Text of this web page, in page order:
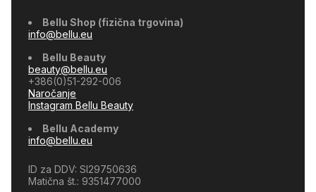
Bellu Shop (fizična trgovina)
info@bellu.eu
Bellu Beauty
beauty@bellu.eu
+386(0)51-292-006
Naročanje
Instagram Bellu Beauty
Bellu Academy
info@bellu.eu
ID za DDV: SI29750636
Matična št.: 9351477000
CASHBACK
Vračilo denarja